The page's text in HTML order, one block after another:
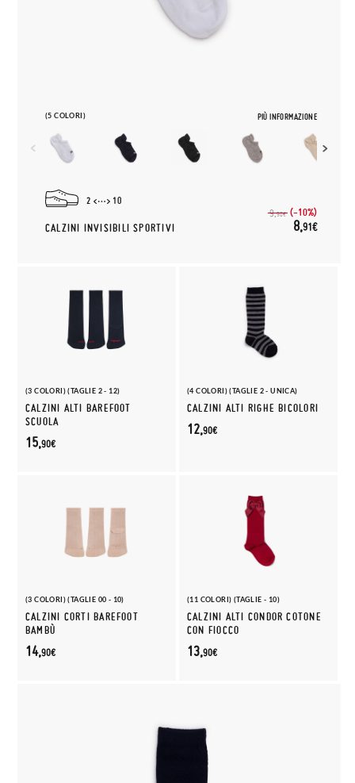
(5 COLORI) PIÙ INFORMAZIONE
2 10
CALZINI INVISIBILI SPORTIVI
9,90€ (-10%)
8,91€
(3 COLORI) (TAGLIE 2 - 12)
CALZINI ALTI BAREFOOT
SCUOLA
15,90€
(4 COLORI) (TAGLIE 2 - UNICA)
CALZINI ALTI RIGHE BICOLORI
12,90€
(3 COLORI) (TAGLIE 00 - 10)
CALZINI CORTI BAREFOOT
BAMBÙ
14,90€
(11 COLORI) (TAGLIE - 10)
CALZINI ALTI CONDOR COTONE
CON FIOCCO
13,90€